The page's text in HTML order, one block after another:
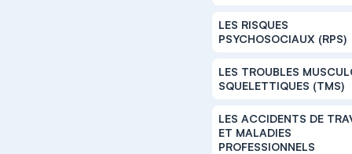
LES RISQUES
PSYCHOSOCIAUX (RPS)
LES TROUBLES
SQUELETTIQUES (TMS)
LES ACCIDENTS DE
ET MALADIES
PROFESSIONNELS